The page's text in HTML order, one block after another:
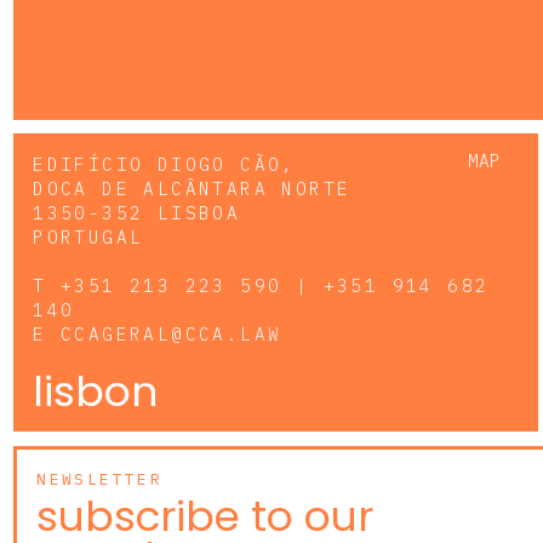
MAP
EDIFÍCIO DIOGO CÃO,
DOCA DE ALCÂNTARA NORTE
1350-352 LISBOA
PORTUGAL
T +351 213 223 590 | +351 914 682
140
E CCAGERAL@CCA.LAW
lisbon
NEWSLETTER
subscribe to our